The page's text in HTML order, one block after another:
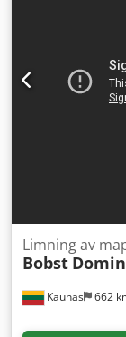
43,3" x 63" -
- Stanskraft: 400
Max hastighet:
Kaunas 662
Limning av
Bobst